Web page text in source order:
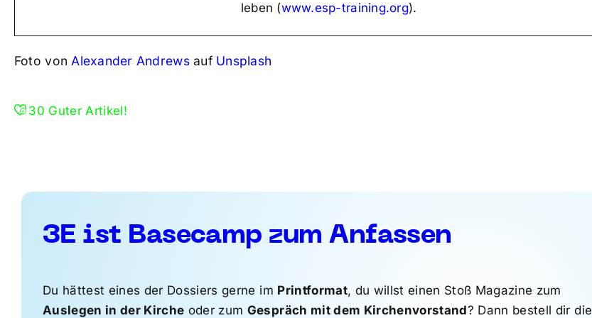
leben (www.esp-training.org).
Foto vonAlexander Andrewsauf Unsplash
30 Guter Artikel!
3E ist Basecamp zum Anfassen
Du hättest eines der Dossiers gerne im Printformat, du willst einen Stoß Magazine zum
Auslegen in der Kirche oder zum Gespräch mit dem Kirchenvorstand? Dann bestell dir die